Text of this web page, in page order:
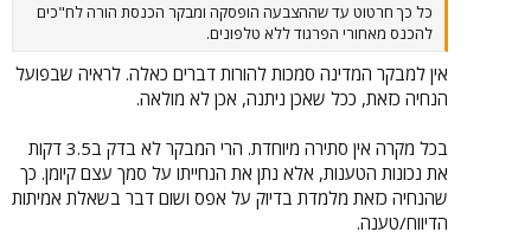
כל כך חרטוט עד שההצבעה הופסקה ומבקר הכנסת הורה לח"כים
להכנס מאחורי הפרגוד ללא טלפונים.
אין למבקר המדינה סמכות להורות דברים כאלה. לראיה שבפועל
הנחיה כזאת, ככל שאכן ניתנה, אכן לא מולאה.
בכל מקרה אין סתירה מיוחדת. הרי המבקר לא בדק ב3.5 דקות
את נכונות הטענות, אלא נתן את הנחייתו על סמך עצם קיומן. כך
שהנחיה כזאת מלמדת בדיוק על אפס ושום דבר בשאלת אמיתות
הדיווח/טענה.